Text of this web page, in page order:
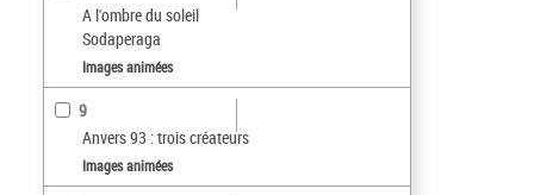
A l'ombre du soleil
Sodaperaga
Images animées
9
Anvers 93 : trois créateurs
Images animées